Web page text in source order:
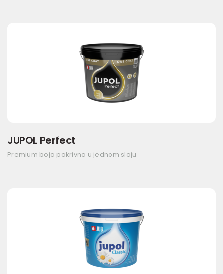
JUPOL Perfect
Premium boja pokrivna u jednom sloju